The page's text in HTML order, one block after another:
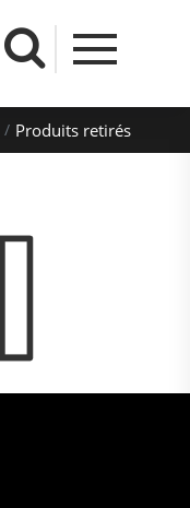
Produits retirés